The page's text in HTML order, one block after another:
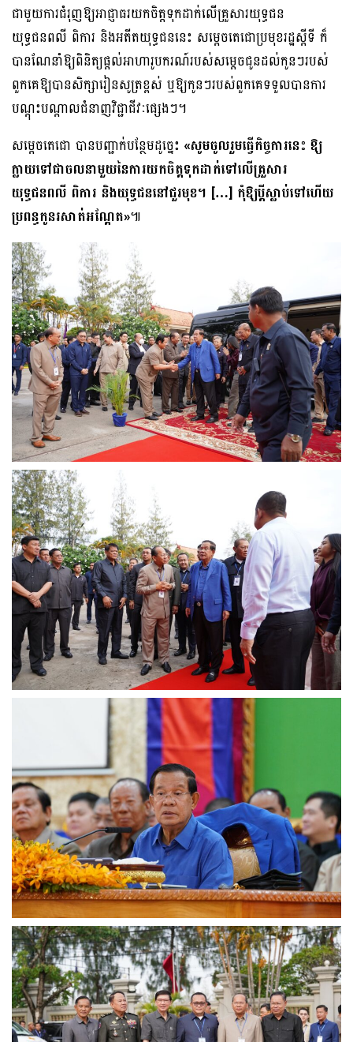
ជាមួយការជំរុញឱ្យអាជ្ញាធរយកចិត្តទុកដាក់លើគ្រួសារយុទ្ធជន
យុទ្ធជនពលី ពិការ និង​អតីតយុទ្ធជននេះ សម្តេចតេជោប្រមុខរដ្ឋស្តីទី ក៏
បានណែនាំឱ្យពិនិត្យផ្តល់អាហារូប​ករ​ណ៍របស់សម្តេចជូនដល់កូនៗរបស់
ពួកគេឱ្យបានសិក្សារៀនសូត្រខ្ពស់ ឬឱ្យកូនៗរបស់​ពួកគេទទួលបានការ
បណ្តុះបណ្តាលជំនាញវិជ្ជាជីវៈផ្សេងៗ។
សម្តេចតេជោ បានបញ្ជាក់បន្ថែមដូច្នេះ «សូមចូលរួមធ្វើកិច្ចការនេះ ឱ្យ
ក្លាយទៅជាចល​នា​មួយ​នៃការយកចិត្តទុកដាក់​ទៅលើ​គ្រួ​សារ​
យុទ្ធជនពលី ពិការ និងយុទ្ធជននៅជួរមុខ។ […] កុំឱ្យប្តីស្លាប់ទៅហើយ
ប្រពន្ធកូនរសាត់អណ្តែត»៕